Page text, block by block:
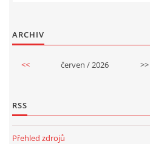
ARCHIV
<< červen / 2026 >>
RSS
Přehled zdrojů